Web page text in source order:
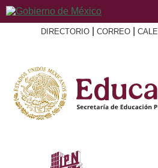
DIRECTORIO CORREO